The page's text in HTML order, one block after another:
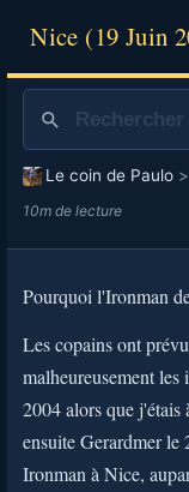
Nice (19 Juin
Le coin de Paulo>
10m de lecture
Pourquoi l'Ironman
Les copains ont
malheureusement
2004 alors que
ensuite Gerardmer
Ironman à Nice,